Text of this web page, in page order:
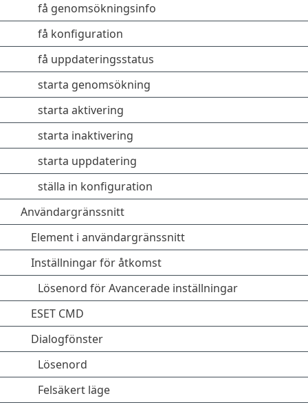
få genomsökningsinfo
få konfiguration
få uppdateringsstatus
starta genomsökning
starta aktivering
starta inaktivering
starta uppdatering
ställa in konfiguration
Användargränssnitt
Element i användargränssnitt
Inställningar för åtkomst
Lösenord för Avancerade inställningar
ESET CMD
Dialogfönster
Lösenord
Felsäkert läge